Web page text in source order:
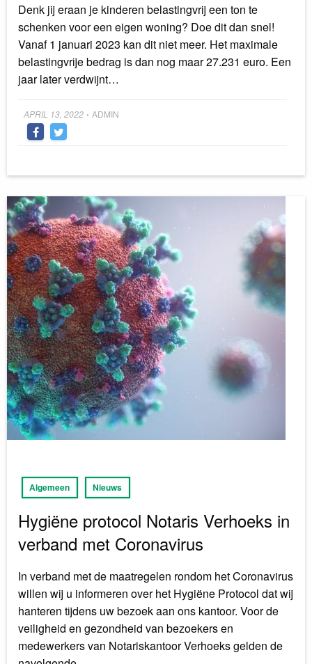
Denk jij eraan je kinderen belastingvrij een ton te
schenken voor een eigen woning? Doe dit dan snel!
Vanaf 1 januari 2023 kan dit niet meer. Het maximale
belastingvrije bedrag is dan nog maar 27.231 euro. Een
jaar later verdwijnt…
Posted
on
APRIL 13, 2022 • ADMIN
Algemeen Nieuws
Hygiëne protocol Notaris Verhoeks in
verband met Coronavirus
In verband met de maatregelen rondom het Coronavirus
willen wij u informeren over het Hygiëne Protocol dat wij
hanteren tijdens uw bezoek aan ons kantoor. Voor de
veiligheid en gezondheid van bezoekers en
medewerkers van Notariskantoor Verhoeks gelden de